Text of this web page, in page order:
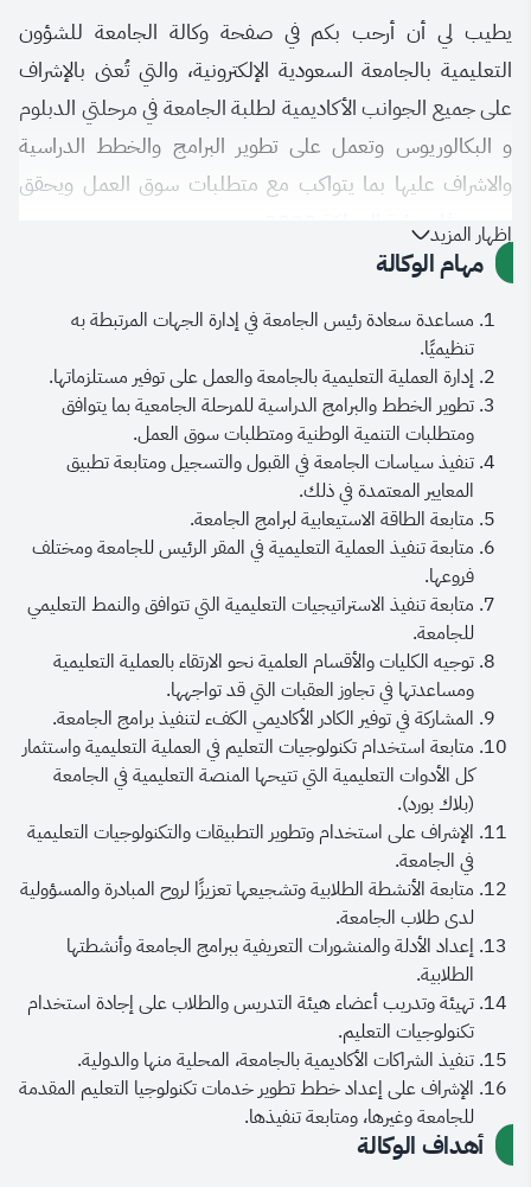
يطيب لي أن أرحب بكم في صفحة وكالة الجامعة للشؤون
التعليمية بالجامعة السعودية الإلكترونية، والتي تُعنى بالإشراف
على جميع الجوانب الأكاديمية لطلبة الجامعة في مرحلتي الدبلوم
و البكالوريوس وتعمل على تطوير البرامج والخطط الدراسية
والاشراف عليها بما يتواكب مع متطلبات سوق العمل ويحقق
مستهدفات رؤية المملكة 2030.
خلال دعم الابتكار في أساليب التعليم، وتبني أفضل الممارسات
الأكاديمية، وتوفير بيئة تعليمية محفزة تسهم في إعداد جيل متميز
قادر على خدمة وطنه والمنافسة عالمياً.
كذلك ، ترحب الوكالة بأي مقترحات أو ملاحظات، من شأنها
تحسين البيئة التعليمية، وتعمل جاهدة مع الكليات والعمادات
المساندة لتسهيل الخدمات المقدمة للطلبة .
وفي الختام نسأل الله أن يحفظ لنا ولاة أمرنا –خادم الحرمين
الشريفين وسمو ولي عهده الأمين- ويديم على وطننا نعمة الأمن
والأمان
وفقنا الله جميعاً لما فيه الخير والسداد.
إظهار المزيد
مهام الوكالة
مساعدة سعادة رئيس الجامعة في إدارة الجهات المرتبطة به
تنظيميًا.
إدارة العملية التعليمية بالجامعة والعمل على توفير مستلزماتها.
تطوير الخطط والبرامج الدراسية للمرحلة الجامعية بما يتوافق
ومتطلبات التنمية الوطنية ومتطلبات سوق العمل.
تنفيذ سياسات الجامعة في القبول والتسجيل ومتابعة تطبيق
المعايير المعتمدة في ذلك.
متابعة الطاقة الاستيعابية لبرامج الجامعة.
متابعة تنفيذ العملية التعليمية في المقر الرئيس للجامعة ومختلف
فروعها.
متابعة تنفيذ الاستراتيجيات التعليمية التي تتوافق والنمط التعليمي
للجامعة.
توجيه الكليات والأقسام العلمية نحو الارتقاء بالعملية التعليمية
ومساعدتها في تجاوز العقبات التي قد تواجهها.
المشاركة في توفير الكادر الأكاديمي الكفء لتنفيذ برامج الجامعة.
متابعة استخدام تكنولوجيات التعليم في العملية التعليمية واستثمار
كل الأدوات التعليمية التي تتيحها المنصة التعليمية في الجامعة
(بلاك بورد).
الإشراف على استخدام وتطوير التطبيقات والتكنولوجيات التعليمية
في الجامعة.
متابعة الأنشطة الطلابية وتشجيعها تعزيزًا لروح المبادرة والمسؤولية
لدى طلاب الجامعة.
إعداد الأدلة والمنشورات التعريفية ببرامج الجامعة وأنشطتها
الطلابية.
تهيئة وتدريب أعضاء هيئة التدريس والطلاب على إجادة استخدام
تكنولوجيات التعليم.
تنفيذ الشراكات الأكاديمية بالجامعة، المحلية منها والدولية.
الإشراف على إعداد خطط تطوير خدمات تكنولوجيا التعليم المقدمة
للجامعة وغيرها، ومتابعة تنفيذها.
أهداف الوكالة